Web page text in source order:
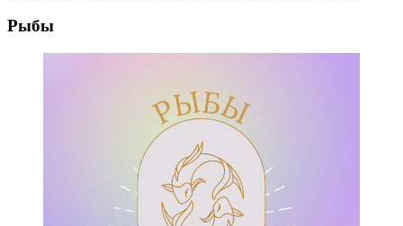
Рыбы